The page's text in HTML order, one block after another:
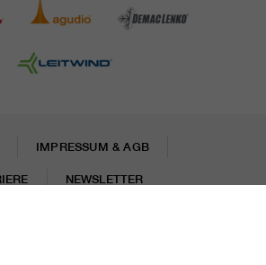
IMPRESSUM & AGB
NEWSLETTER